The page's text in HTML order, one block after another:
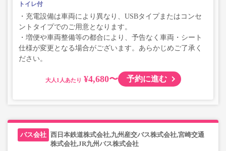
トイレ付
・充電設備は車両により異なり、USBタイプまたはコンセ
ントタイプでのご用意となります。
・増便や車両整備等の都合により、予告なく車両・シート
仕様が変更となる場合がございます。あらかじめご了承く
ださい。
大人 ¥4,680〜 予約に進む
西日本鉄道株式会社,九州産交バス株式会社,宮崎交通
株式会社,JR九州バス株式会社